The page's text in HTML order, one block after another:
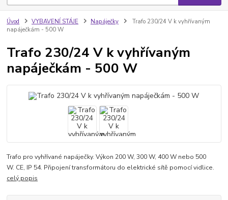
Úvod VYBAVENÍ STÁJE Napáječky
Trafo 230/24 V k vyhřívaným
napáječkám - 500 W
Trafo 230/24 V k vyhřívaným
napáječkám - 500 W
Trafo pro vyhřívané napáječky. Výkon 200 W, 300 W, 400 W nebo 500
W. CE, IP 54. Připojení transformátoru do elektrické sítě pomocí vidlice.
celý popis